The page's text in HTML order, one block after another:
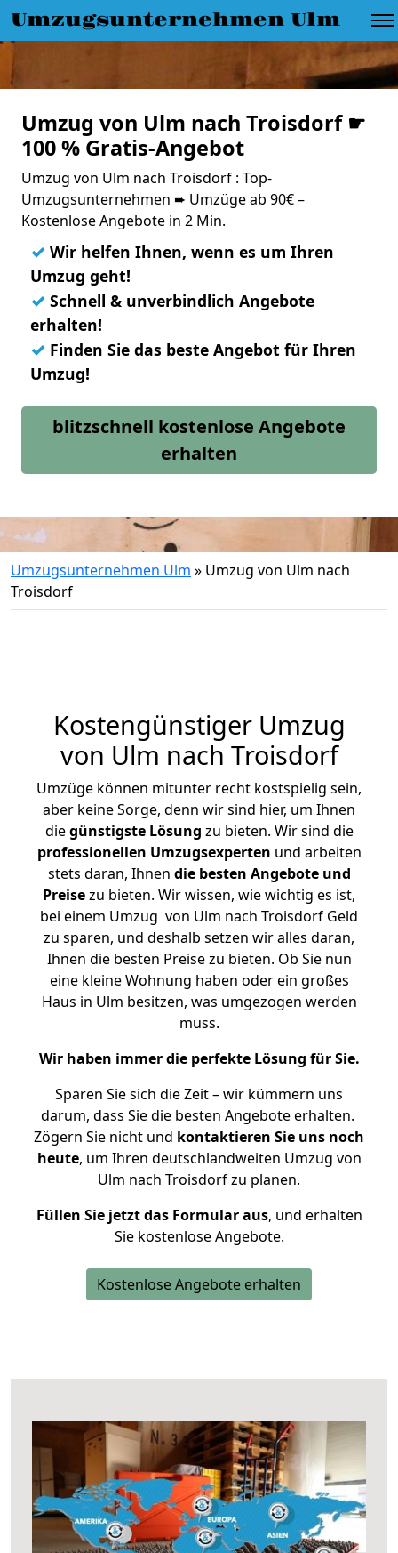
Umzugsunternehmen Ulm
Umzug von Ulm nach Troisdorf ☛
100 % Gratis-Angebot
Umzug von Ulm nach Troisdorf : Top-
Umzugsunternehmen ➨ Umzüge ab 90€ –
Kostenlose Angebote in 2 Min.
✓ Wir helfen Ihnen, wenn es um Ihren
Umzug geht!
✓ Schnell & unverbindlich Angebote
erhalten!
✓ Finden Sie das beste Angebot für Ihren
Umzug!
blitzschnell kostenlose Angebote
erhalten
Umzugsunternehmen Ulm » Umzug von Ulm nach
Troisdorf
Kostengünstiger Umzug
von Ulm nach Troisdorf
Umzüge können mitunter recht kostspielig sein,
aber keine Sorge, denn wir sind hier, um Ihnen
diegünstigste Lösung zu bieten. Wir sind die
professionellen Umzugsexperten und arbeiten
stets daran, Ihnen die besten Angebote und
Preisezu bieten. Wir wissen, wie wichtig es ist,
bei einem Umzug von Ulm nach Troisdorf Geld
zu sparen, und deshalb setzen wir alles daran,
Ihnen die besten Preise zu bieten. Ob Sie nun
eine kleine Wohnung haben oder ein großes
Haus in Ulm besitzen, was umgezogen werden
muss.
Wir haben immer die perfekte Lösung für Sie.
Sparen Sie sich die Zeit – wir kümmern uns
darum, dass Sie die besten Angebote erhalten.
Zögern Sie nicht und kontaktieren Sie uns noch
heute, um Ihren deutschlandweiten Umzug von
Ulm nach Troisdorf zu planen.
Füllen Sie jetzt das Formular aus, und erhalten
Sie kostenlose Angebote.
Kostenlose Angebote erhalten